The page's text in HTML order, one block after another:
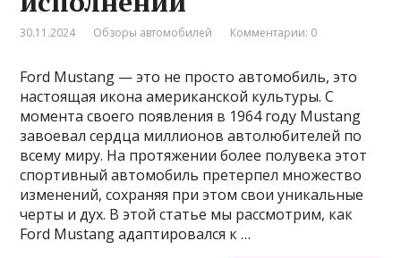
30.11.2024 Обзоры автомобилей Комментарии: 0
Ford Mustang — это не просто автомобиль, это
настоящая икона американской культуры. С
момента своего появления в 1964 году Mustang
завоевал сердца миллионов автолюбителей по
всему миру. На протяжении более полувека этот
спортивный автомобиль претерпел множество
изменений, сохраняя при этом свои уникальные
черты и дух. В этой статье мы рассмотрим, как
Ford Mustang адаптировался к …